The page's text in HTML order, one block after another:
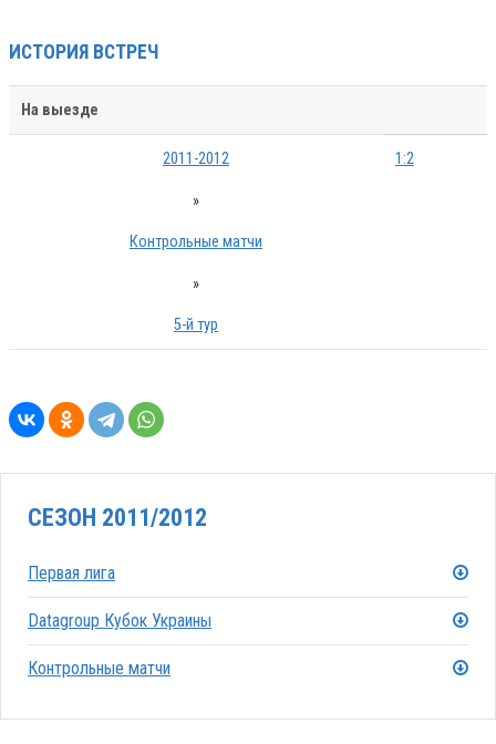
ИСТОРИЯ ВСТРЕЧ
На выезде
2011-2012
»
Контрольные матчи
»
5-й тур
1:2
СЕЗОН 2011/2012
Первая лига
Datagroup Кубок Украины
Контрольные матчи